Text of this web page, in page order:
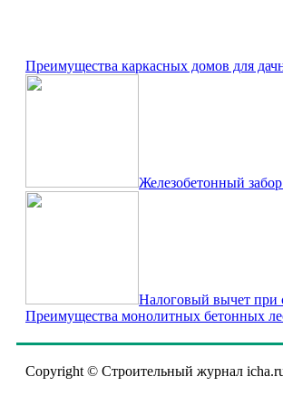
Преимущества каркасных домов для
Железобетонный
Налоговый вычет при
Преимущества монолитных бетонных
Copyright © Строительный журнал